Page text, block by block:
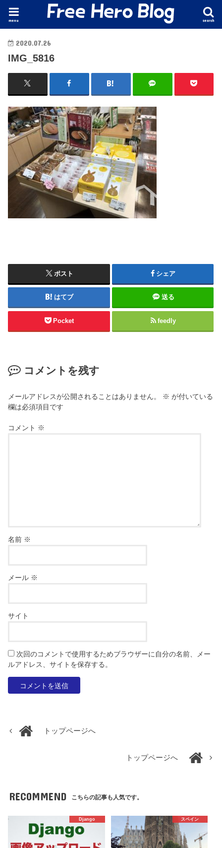
search
menu
2020.07.26
IMG_5816
ポスト シェア
はてブ 送る
Pocket feedly
コメントを残す
メールアドレスが公開されることはありません。 ※ が付いている
欄は必須項目です
コメント ※
名前 ※
メール ※
サイト
次回のコメントで使用するためブラウザーに自分の名前、メー
ルアドレス、サイトを保存する。
トップページへ
トップページへ
RECOMMEND こちらの記事も人気です。
Django スペイン